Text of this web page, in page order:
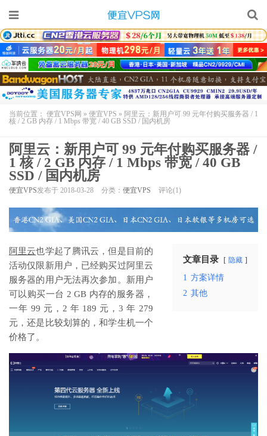
当前位置： 便宜VPS网 » 便宜VPS » 阿里云：新用户可 99 元年付购买服务器 / 1
核 / 2 GB 内存 / 1 Mbps 带宽 / 40 GB SSD / 国内机房
阿里云：新用户可 99 元年付购买服务器 /
1 核 / 2 GB 内存 / 1 Mbps 带宽 / 40 GB
SSD / 国内机房
便宜VPS发布于 2018-03-28 分类： 便宜VPS 评论(1)
文章目录 隐藏
1 方案详情
2 其他
阿里云也学起了腾讯云，但是目前的
活动仅限新用户，已经购买过阿里云
服务器的用户无法再次参加。新用户
可以购买一台 2 GB 内存的服务器，
一年 99 元，2 年 189 元，3 年 279
元，还是比较划算的，和学生机一个
价格了。